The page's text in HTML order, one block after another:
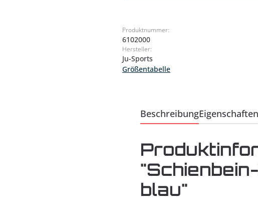
Produktnummer:
6102000
Hersteller:
Ju-Sports
Größentabelle
BeschreibungEigenschaften
blau"